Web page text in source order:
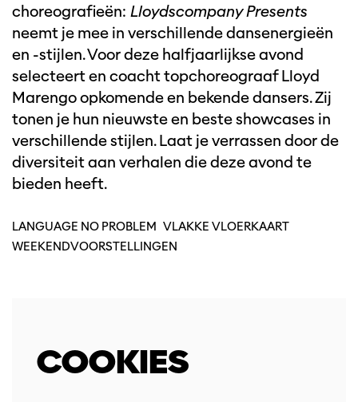
choreografieën: Lloydscompany Presents
neemt je mee in verschillende dansenergieën
en -stijlen. Voor deze halfjaarlijkse avond
selecteert en coacht topchoreograaf Lloyd
Marengo opkomende en bekende dansers. Zij
tonen je hun nieuwste en beste showcases in
verschillende stijlen. Laat je verrassen door de
diversiteit aan verhalen die deze avond te
bieden heeft.
LANGUAGE NO PROBLEM VLAKKE VLOERKAART
WEEKENDVOORSTELLINGEN
COOKIES